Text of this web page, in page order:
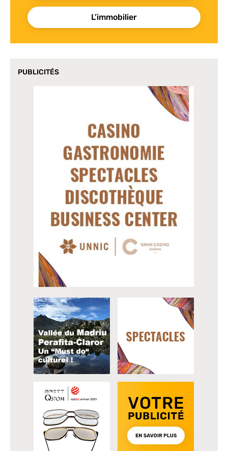
L’immobilier
PUBLICITÉS